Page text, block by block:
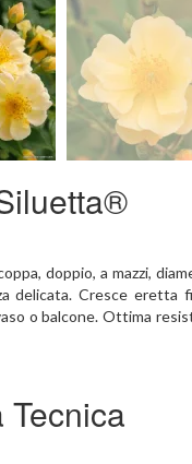
doppio, a mazzi,
delicata. Cresce eretta
o balcone. Ottima
Tecnica